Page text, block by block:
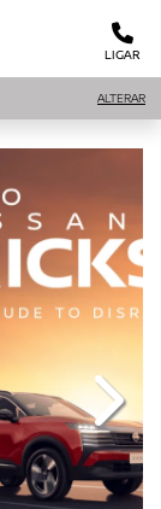
LIGAR
ALTERAR